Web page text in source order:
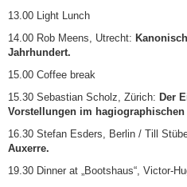
13.00 Light Lunch
14.00 Rob Meens, Utrecht:
Jahrhundert.
15.00 Coffee break
15.30 Sebastian Scholz, Zürich: Der
Vorstellungen im hagiographischen
16.30 Stefan Esders, Berlin / Till
Auxerre.
19.30 Dinner at „Bootshaus“ , Victor-